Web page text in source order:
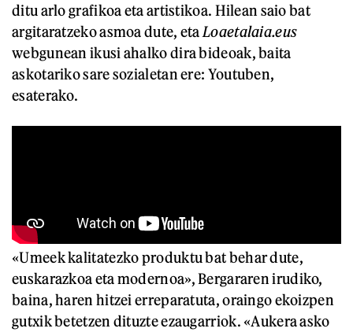
ditu arlo grafikoa eta artistikoa. Hilean saio bat
argitaratzeko asmoa dute, eta Loaetalaia.eus
webgunean ikusi ahalko dira bideoak, baita
askotariko sare sozialetan ere: Youtuben,
esaterako.
«Umeek kalitatezko produktu bat behar dute,
euskarazkoa eta modernoa», Bergararen irudiko,
baina, haren hitzei erreparatuta, oraingo ekoizpen
gutxik betetzen dituzte ezaugarriok. «Aukera asko